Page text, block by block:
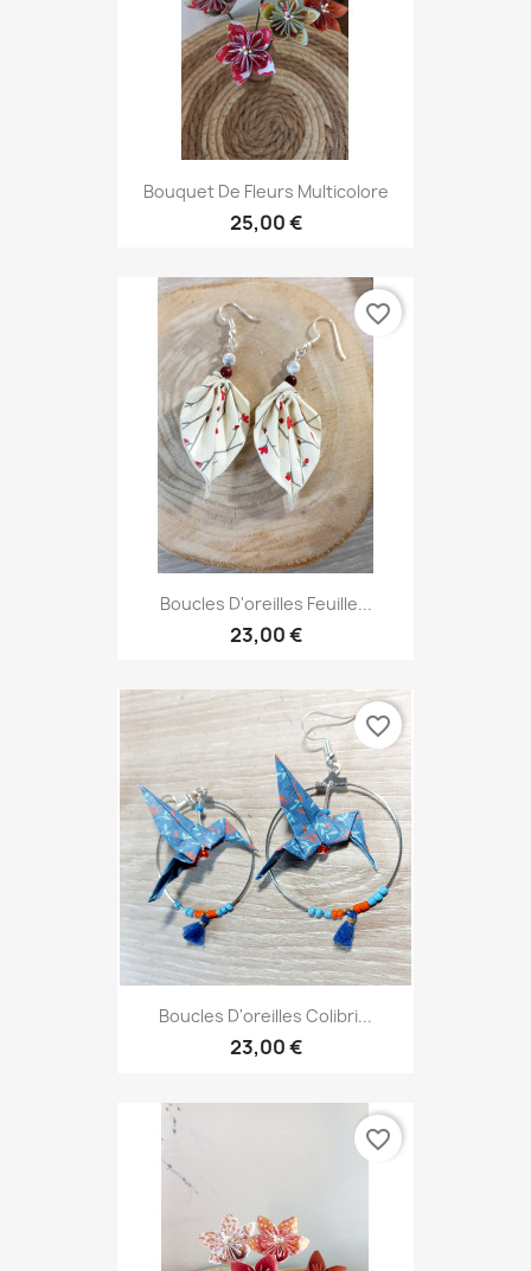
Bouquet De Fleurs Multicolore
25,00 €
Boucles D'oreilles Feuille...
23,00 €
favorite_border
Boucles D'oreilles Colibri...
23,00 €
favorite_border
favorite_border